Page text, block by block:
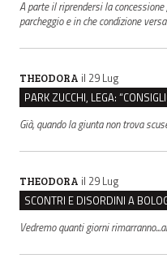
A parte il riprendersi la
parcheggio e in che condizione
THEODORA il 29 Lug
Già, quando la giunta non trova
THEODORA il 29 Lug
Vedremo quanti giorni